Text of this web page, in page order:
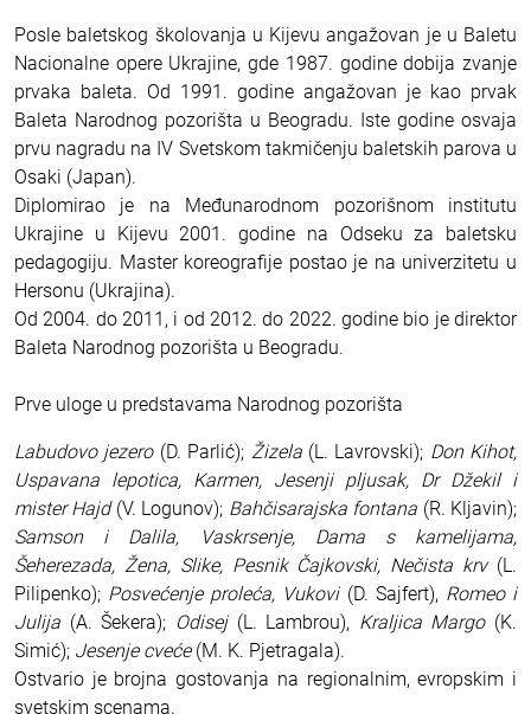
Posle baletskog školovanja u Kijevu angažovan je u Baletu
Nacionalne opere Ukrajine, gde 1987. godine dobija zvanje
prvaka baleta. Od 1991. godine angažovan je kao prvak
Baleta Narodnog pozorišta u Beogradu. Iste godine osvaja
prvu nagradu na IV Svetskom takmičenju baletskih parova u
Osaki (Japan).
Diplomirao je na Međunarodnom pozorišnom institutu
Ukrajine u Kijevu 2001. godine na Odseku za baletsku
pedagogiju. Master koreografije postao je na univerzitetu u
Hersonu (Ukrajina).
Od 2004. do 2011, i od 2012. do 2022. godine bio je direktor
Baleta Narodnog pozorišta u Beogradu.
Prve uloge u predstavama Narodnog pozorišta
Labudovo jezero(D. Parlić); Žizela(L. Lavrovski); Don Kihot,
Uspavana lepotica, Karmen, Jesenji pljusak, Dr Džekil i
mister Hajd(V. Logunov); Bahčisarajska fontana (R. Kljavin);
Samson i Dalila, Vaskrsenje, Dama s kamelijama,
Šeherezada, Žena, Slike, Pesnik Čajkovski, Nečista krv(L.
Pilipenko); Posvećenje proleća, Vukovi(D. Sajfert), Romeo i
Julija (A. Šekera); Odisej (L. Lambrou), Kraljica Margo(K.
Simić); Jesenje cveće(M. K. Pjetragala).
Ostvario je brojna gostovanja na regionalnim, evropskim i
svetskim scenama.